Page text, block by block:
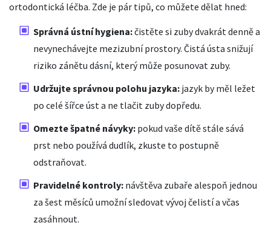
ortodontická léčba. Zde je pár tipů, co můžete dělat hned:
Správná ústní hygiena:čistěte si zuby dvakrát denně a
nevynechávejte mezizubní prostory. Čistá ústa snižují
riziko zánětu dásní, který může posunovat zuby.
Udržujte správnou polohu jazyka: jazyk by měl ležet
po celé šířce úst a ne tlačit zuby dopředu.
Omezte špatné návyky: pokud vaše dítě stále sává
prst nebo používá dudlík, zkuste to postupně
odstraňovat.
Pravidelné kontroly: návštěva zubaře alespoň jednou
za šest měsíců umožní sledovat vývoj čelistí a včas
zasáhnout.